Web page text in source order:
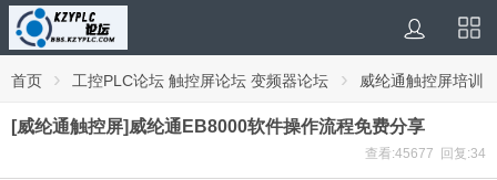
首页 › 工控PLC论坛 触控屏论坛 变频器论坛 ›
威纶通触控屏培训
[威纶通触控屏]威纶通EB8000软件操作流程免费分享
查看:45677 回复:34